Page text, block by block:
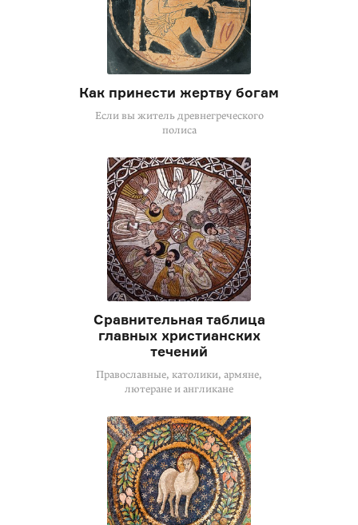
Как принести жертву богам
Если вы житель древнегреческого
полиса
Сравнительная таблица
главных христианских
течений
Православные, католики, армяне,
лютеране и англикане